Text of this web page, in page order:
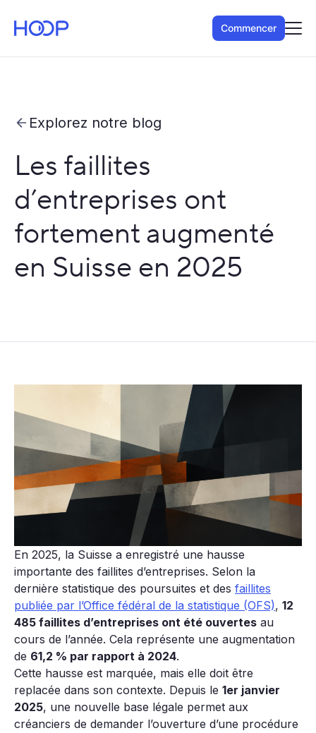
Commencer
Explorez notre blog
Les faillites
d’entreprises ont
fortement augmenté
en Suisse en 2025
En 2025, la Suisse a enregistré une hausse
importante des faillites d’entreprises. Selon la
dernière statistique des poursuites et des faillites
publiée par l’Office fédéral de la statistique (OFS), 12
485 faillites d’entreprises ont été ouvertes au
cours de l’année. Cela représente une augmentation
de 61,2 % par rapport à 2024.
Cette hausse est marquée, mais elle doit être
replacée dans son contexte. Depuis le 1er janvier
2025, une nouvelle base légale permet aux
créanciers de demander l’ouverture d’une procédure